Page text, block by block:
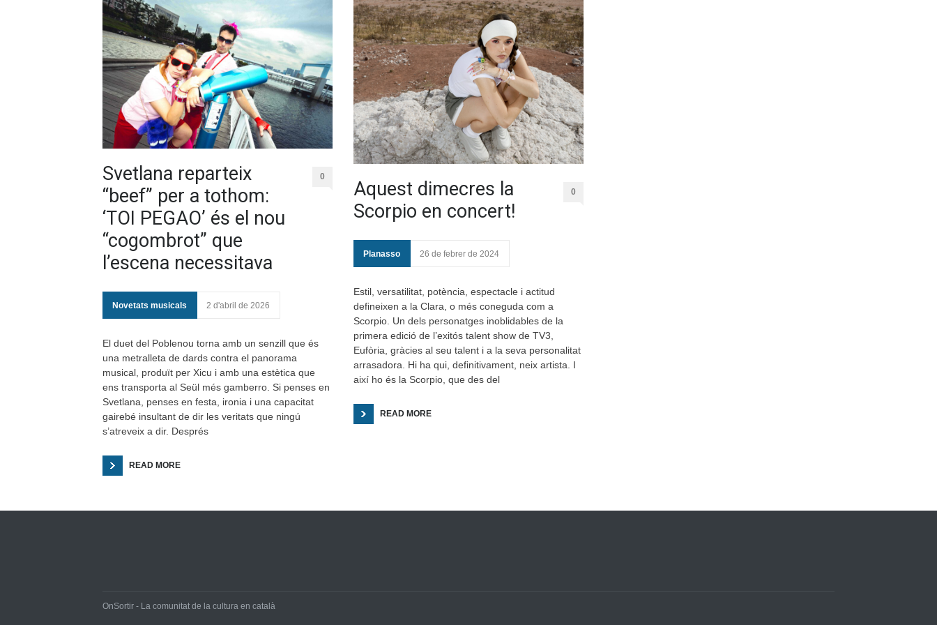
Svetlana reparteix
“beef” per a tothom:
‘TOI PEGAO’ és el nou
“cogombrot” que
l’escena necessitava
0
Novetats musicals 2 d'abril de 2026
El duet del Poblenou torna amb un senzill que és
una metralleta de dards contra el panorama
musical, produït per Xicu i amb una estètica que
ens transporta al Seül més gamberro. Si penses en
Svetlana, penses en festa, ironia i una capacitat
gairebé insultant de dir les veritats que ningú
s’atreveix a dir. Després
READ MORE
Aquest dimecres la
Scorpio en concert!
0
Planasso 26 de febrer de 2024
Estil, versatilitat, potència, espectacle i actitud
defineixen a la Clara, o més coneguda com a
Scorpio. Un dels personatges inoblidables de la
primera edició de l’exitós talent show de TV3,
Eufòria, gràcies al seu talent i a la seva personalitat
arrasadora. Hi ha qui, definitivament, neix artista. I
així ho és la Scorpio, que des del
READ MORE
OnSortir - La comunitat de la cultura en català